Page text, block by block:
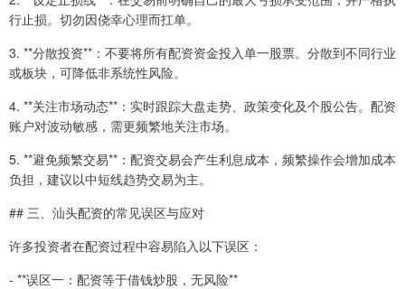
行止损。切勿因侥幸心理而扛单。
3. **分散投资**：不要将所有配资资金投入单一股票。分散到不同行业
或板块，可降低非系统性风险。
4. **关注市场动态**：实时跟踪大盘走势、政策变化及个股公告。配资
账户对波动敏感，需更频繁地关注市场。
5. **避免频繁交易**：配资交易会产生利息成本，频繁操作会增加成本
负担，建议以中短线趋势交易为主。
## 三、汕头配资的常见误区与应对
许多投资者在配资过程中容易陷入以下误区：
- **误区一：配资等于借钱炒股，无风险**